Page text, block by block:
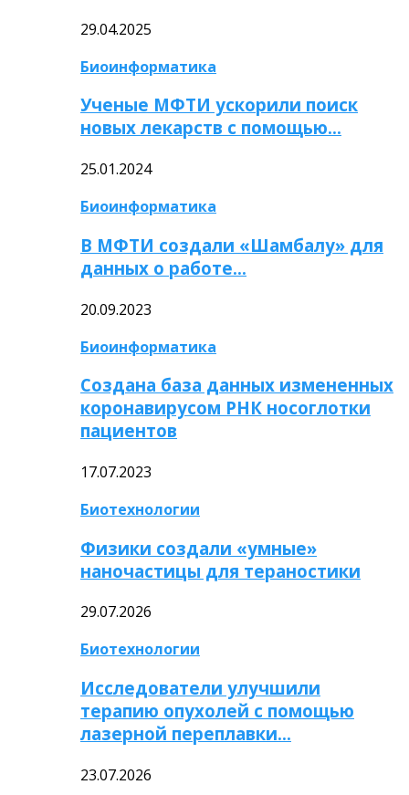
29.04.2025
Биоинформатика
Ученые МФТИ ускорили поиск
новых лекарств с помощью…
25.01.2024
Биоинформатика
В МФТИ создали «Шамбалу» для
данных о работе…
20.09.2023
Биоинформатика
Создана база данных измененных
коронавирусом РНК носоглотки
пациентов
17.07.2023
Биотехнологии
Физики создали «умные»
наночастицы для тераностики
29.07.2026
Биотехнологии
Исследователи улучшили
терапию опухолей с помощью
лазерной переплавки…
23.07.2026